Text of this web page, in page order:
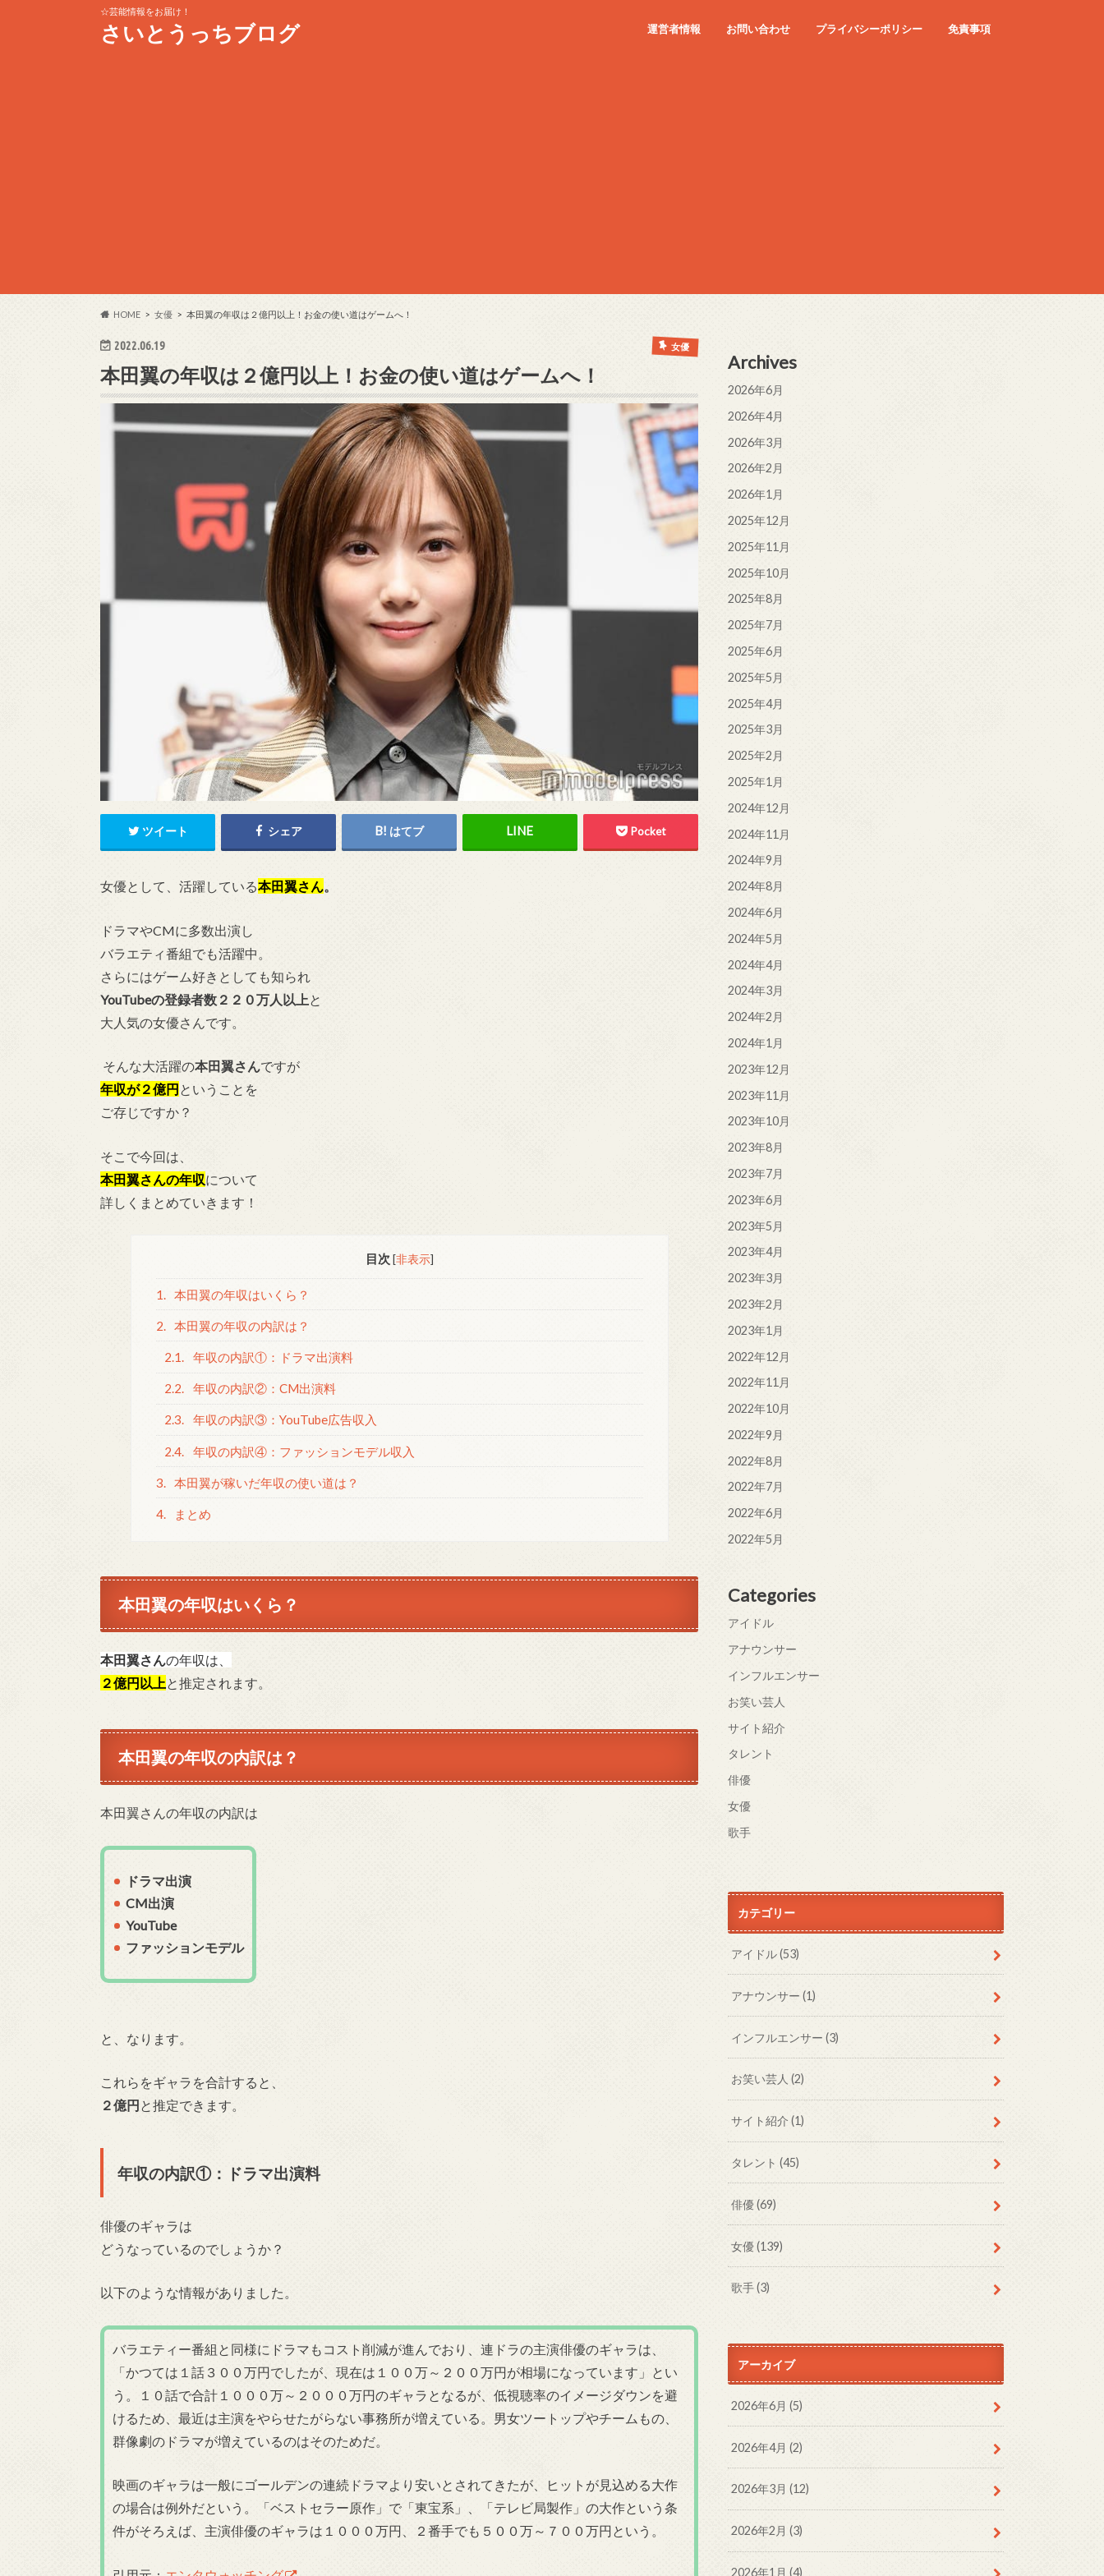
☆芸能情報をお届け！
さいとうっちブログ 運営者情報 お問い合わせ プライバシーポリシー 免責事項
HOME 女優 本田翼の年収は２億円以上！お金の使い道はゲームへ！
2022.06.19 女優
本田翼の年収は２億円以上！お金の使い道はゲームへ！
ツイート シェア はてブ Pocket
女優として、活躍している本田翼さん。
ドラマやCMに多数出演し
バラエティ番組でも活躍中。
さらにはゲーム好きとしても知られ
YouTubeの登録者数２２０万人以上 と
大人気の女優さんです。
そんな大活躍の本田翼さんですが
年収が２億円 ということを
ご存じですか？
そこで今回は、
本田翼さんの年収について
詳しくまとめていきます！
目次 [非表示]
1. 本田翼の年収はいくら？
2. 本田翼の年収の内訳は？
2.1. 年収の内訳①：ドラマ出演料
2.2. 年収の内訳②：CM出演料
2.3. 年収の内訳③：YouTube広告収入
2.4. 年収の内訳④：ファッションモデル収入
3. 本田翼が稼いだ年収の使い道は？
4. まとめ
本田翼の年収はいくら？
本田翼さんの年収は、
２億円以上と推定されます。
本田翼の年収の内訳は？
本田翼さんの年収の内訳は
ドラマ出演
CM出演
YouTube
ファッションモデル
と、なります。
これらをギャラを合計すると、
２億円 と推定できます。
年収の内訳①：ドラマ出演料
俳優のギャラは
どうなっているのでしょうか？
以下のような情報がありました。
バラエティー番組と同様にドラマもコスト削減が進んでおり、連ドラの主演俳優のギャラは、
「かつては１話３００万円でしたが、現在は１００万～２００万円が相場になっています」とい
う。１０話で合計１０００万～２０００万円のギャラとなるが、低視聴率のイメージダウンを避
けるため、最近は主演をやらせたがらない事務所が増えている。男女ツートップやチームもの、
群像劇のドラマが増えているのはそのためだ。
映画のギャラは一般にゴールデンの連続ドラマより安いとされてきたが、ヒットが見込める大作
の場合は例外だという。「ベストセラー原作」で「東宝系」、「テレビ局製作」の大作という条
件がそろえば、主演俳優のギャラは１０００万円、２番手でも５００万～７００万円という。
Archives
2026年6月
2026年4月
2026年3月
2026年2月
2026年1月
2025年12月
2025年11月
2025年10月
2025年8月
2025年7月
2025年6月
2025年5月
2025年4月
2025年3月
2025年2月
2025年1月
2024年12月
2024年11月
2024年9月
2024年8月
2024年6月
2024年5月
2024年4月
2024年3月
2024年2月
2024年1月
2023年12月
2023年11月
2023年10月
2023年8月
2023年7月
2023年6月
2023年5月
2023年4月
2023年3月
2023年2月
2023年1月
2022年12月
2022年11月
2022年10月
2022年9月
2022年8月
2022年7月
2022年6月
2022年5月
Categories
アイドル
アナウンサー
インフルエンサー
お笑い芸人
サイト紹介
タレント
俳優
女優
歌手
カテゴリー
アイドル(53)
アナウンサー(1)
インフルエンサー(3)
お笑い芸人(2)
サイト紹介(1)
タレント(45)
俳優(69)
女優(139)
歌手(3)
アーカイブ
2026年6月 (5)
2026年4月 (2)
2026年3月 (12)
2026年2月 (3)
2026年1月 (4)